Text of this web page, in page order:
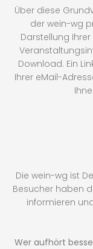
Über diese
der wein-wg
Darstellung
Download. Ein
Ihrer eMail-
Die wein-wg ist
Besucher haben
informieren
Wer aufhört